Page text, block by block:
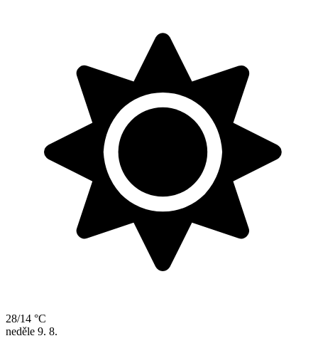
28/14 °C
neděle 9. 8.